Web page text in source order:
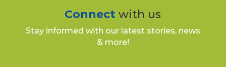
Connect with us
Stay informed with our latest stories, news
& more!